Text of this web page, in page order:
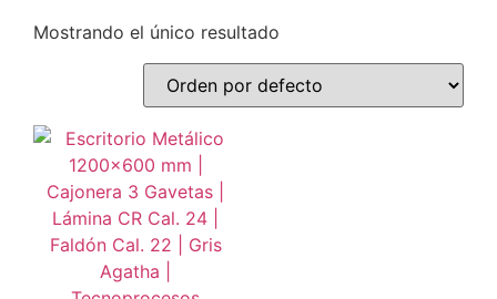
Mostrando el único resultado